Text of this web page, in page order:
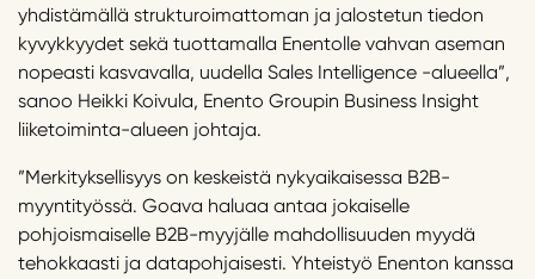
yhdistämällä strukturoimattoman ja jalostetun tiedon
kyvykkyydet sekä tuottamalla Enentolle vahvan aseman
nopeasti kasvavalla, uudella Sales Intelligence -alueella”,
sanoo Heikki Koivula, Enento Groupin Business Insight
liiketoiminta-alueen johtaja.
”Merkityksellisyys on keskeistä nykyaikaisessa B2B-
myyntityössä. Goava haluaa antaa jokaiselle
pohjoismaiselle B2B-myyjälle mahdollisuuden myydä
tehokkaasti ja datapohjaisesti. Yhteistyö Enenton kanssa